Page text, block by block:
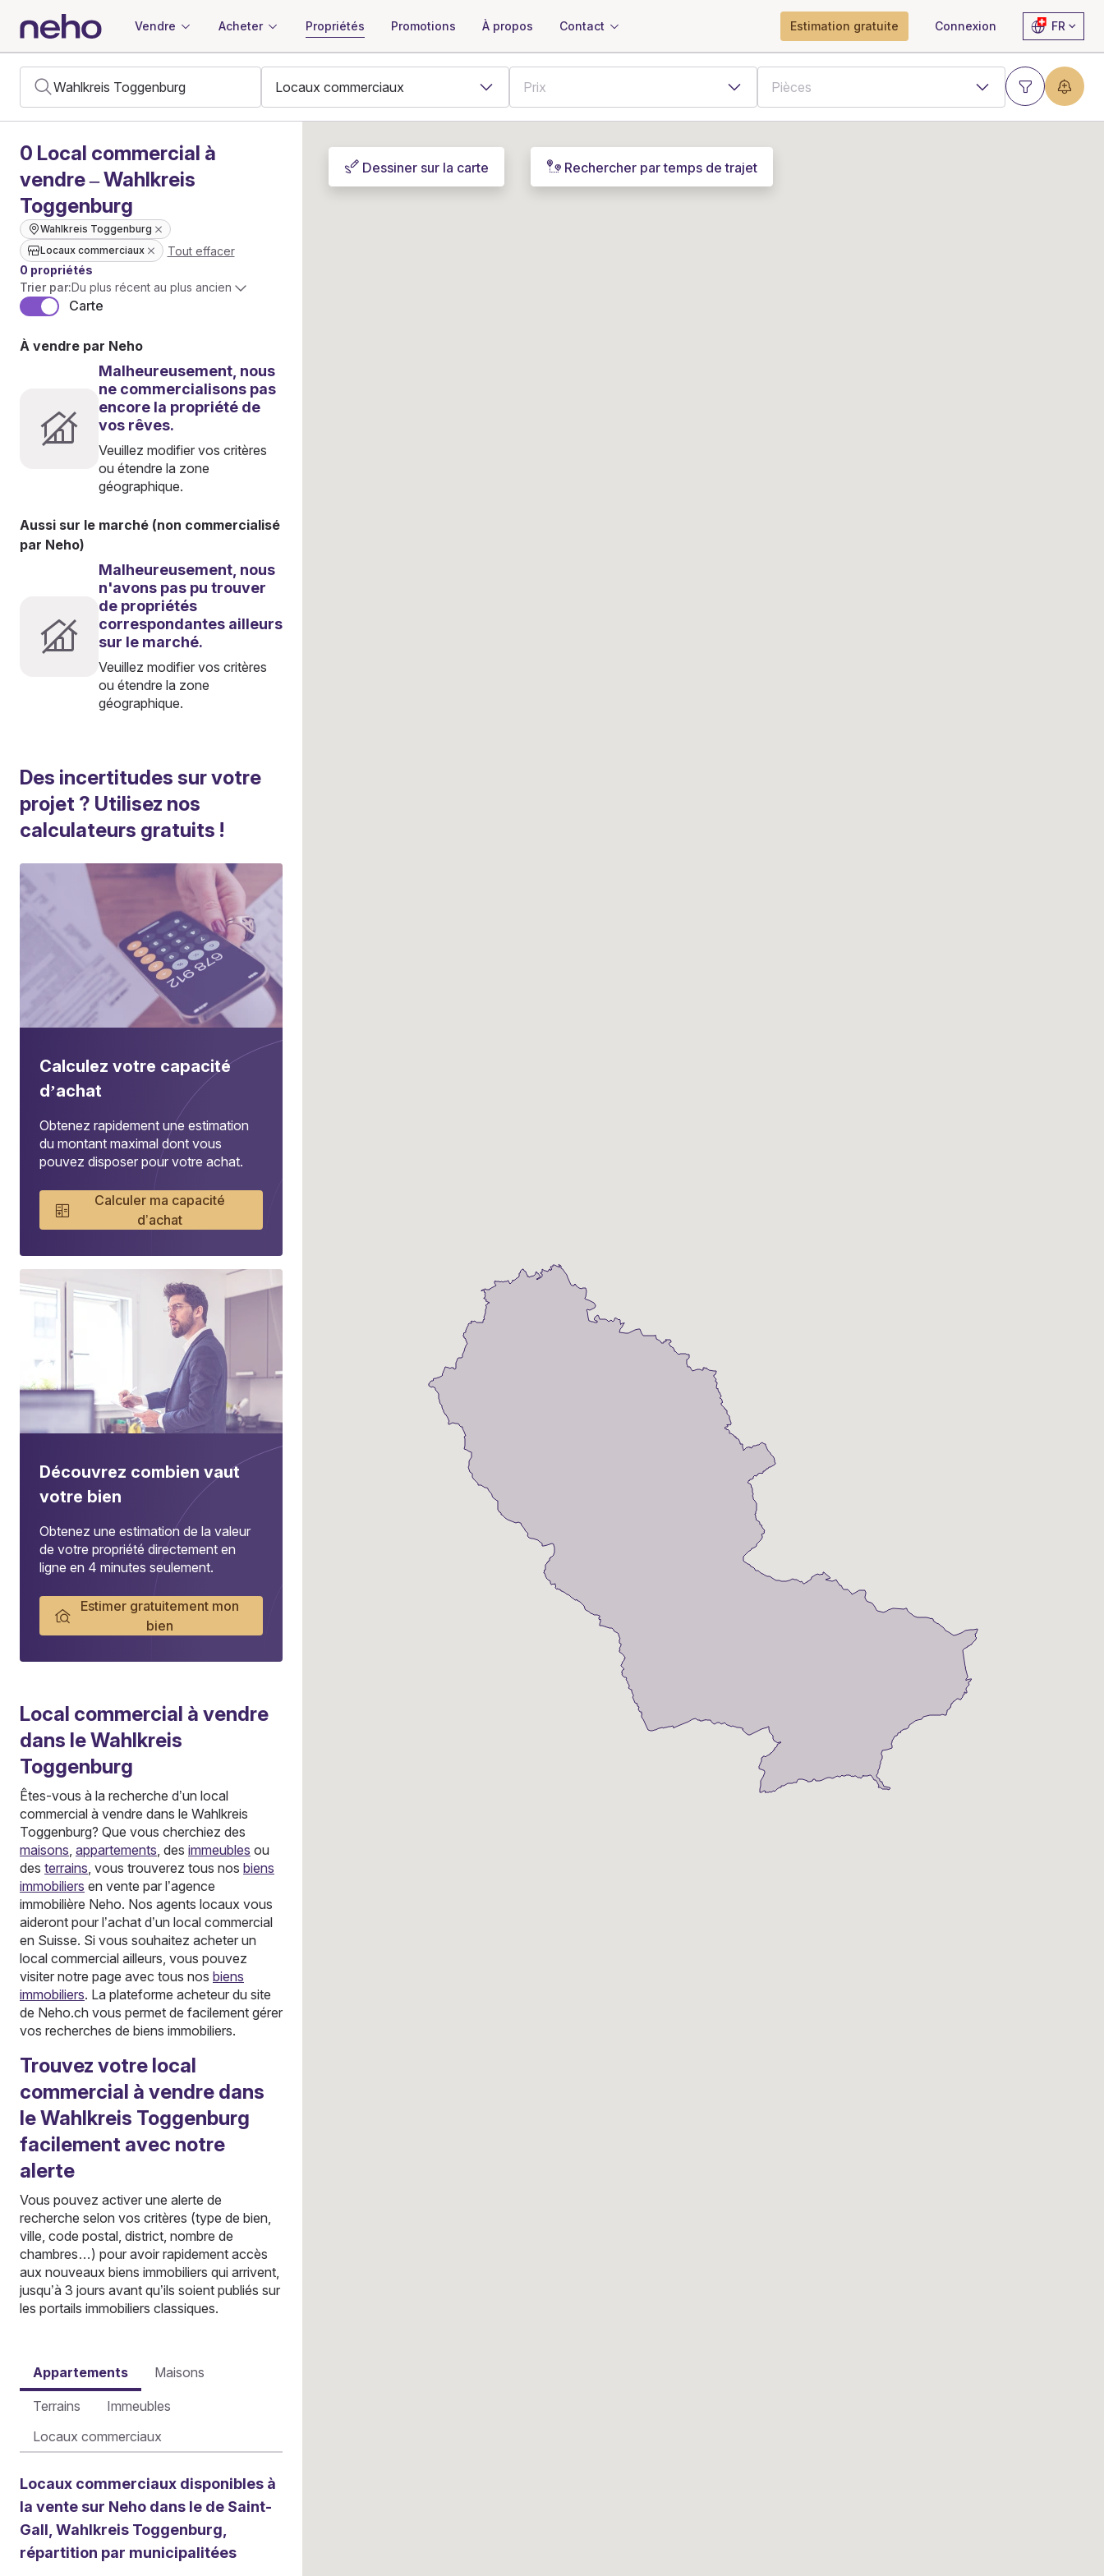
Vendre Acheter Propriétés Promotions À propos Contact Estimation gratuite Connexion FR
0 Local commercial à
vendre – Wahlkreis
Toggenburg
Wahlkreis Toggenburg
Locaux commerciaux
Tout effacer
0 propriétés
Trier par:Du plus récent au plus ancien
Carte
À vendre par Neho
Malheureusement, nous
ne commercialisons pas
encore la propriété de
vos rêves.
Veuillez modifier vos critères
ou étendre la zone
géographique.
Aussi sur le marché (non commercialisé
par Neho)
Malheureusement, nous
n'avons pas pu trouver
de propriétés
correspondantes ailleurs
sur le marché.
Veuillez modifier vos critères
ou étendre la zone
géographique.
Des incertitudes sur votre
projet ? Utilisez nos
calculateurs gratuits !
Calculez votre capacité
d’achat
Obtenez rapidement une estimation
du montant maximal dont vous
pouvez disposer pour votre achat.
Calculer ma capacité
d’achat
Découvrez combien vaut
votre bien
Obtenez une estimation de la valeur
de votre propriété directement en
ligne en 4 minutes seulement.
Estimer gratuitement mon
bien
Local commercial à vendre
dans le Wahlkreis
Toggenburg
Êtes-vous à la recherche d’un local
commercial à vendre dans le Wahlkreis
Toggenburg? Que vous cherchiez des
maisons, appartements, des immeubles ou
des terrains, vous trouverez tous nos biens
immobiliers en vente par l’agence
immobilière Neho. Nos agents locaux vous
aideront pour l’achat d’un local commercial
en Suisse. Si vous souhaitez acheter un
local commercial ailleurs, vous pouvez
visiter notre page avec tous nos biens
immobiliers. La plateforme acheteur du site
de Neho.ch vous permet de facilement gérer
vos recherches de biens immobiliers.
Trouvez votre local
commercial à vendre dans
le Wahlkreis Toggenburg
facilement avec notre
alerte
Vous pouvez activer une alerte de
recherche selon vos critères (type de bien,
ville, code postal, district, nombre de
chambres…) pour avoir rapidement accès
aux nouveaux biens immobiliers qui arrivent,
jusqu’à 3 jours avant qu’ils soient publiés sur
les portails immobiliers classiques.
Appartements Maisons
Terrains
Immeubles
Locaux commerciaux
Locaux commerciaux disponibles à
la vente sur Neho dans le de Saint-
Gall, Wahlkreis Toggenburg,
répartition par municipalitées
Dessiner sur la carte Rechercher par temps de trajet